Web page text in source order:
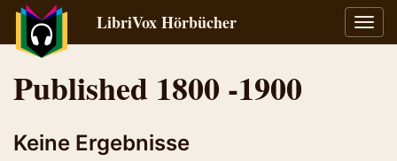
LibriVox Hörbücher
Published 1800 -1900
Keine Ergebnisse